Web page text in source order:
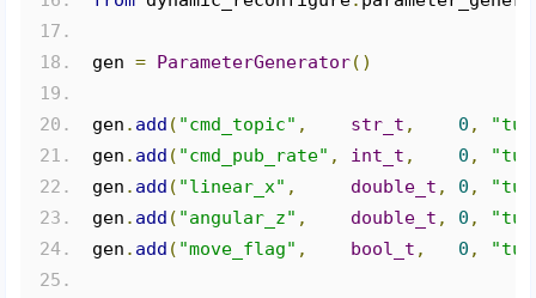
gen = ParameterGenerator()
gen . add ( "cmd_topic" , str_t , 0 ,
gen . add ( "cmd_pub_rate" , int_t , 0 ,
gen . add ( "linear_x" , double_t , 0 ,
gen . add ( "angular_z" , double_t , 0 ,
gen . add ( "move_flag" , bool_t , 0 ,